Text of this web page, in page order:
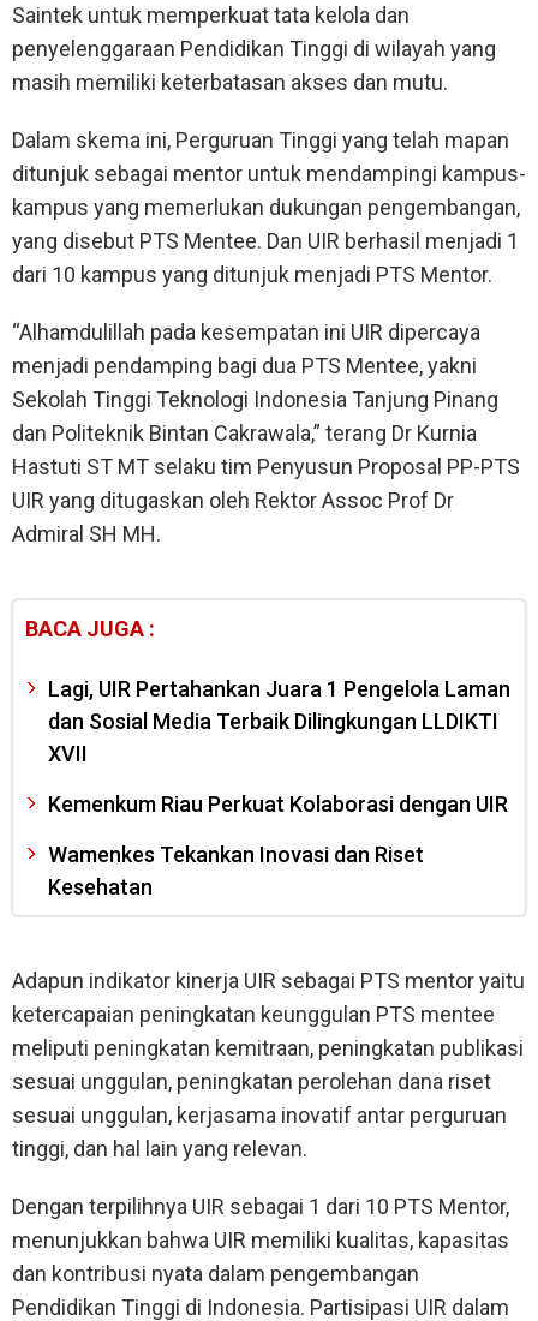
Saintek untuk memperkuat tata kelola dan
penyelenggaraan Pendidikan Tinggi di wilayah yang
masih memiliki keterbatasan akses dan mutu.
Dalam skema ini, Perguruan Tinggi yang telah mapan
ditunjuk sebagai mentor untuk mendampingi kampus-
kampus yang memerlukan dukungan pengembangan,
yang disebut PTS Mentee. Dan UIR berhasil menjadi 1
dari 10 kampus yang ditunjuk menjadi PTS Mentor.
“Alhamdulillah pada kesempatan ini UIR dipercaya
menjadi pendamping bagi dua PTS Mentee, yakni
Sekolah Tinggi Teknologi Indonesia Tanjung Pinang
dan Politeknik Bintan Cakrawala,” terang Dr Kurnia
Hastuti ST MT selaku tim Penyusun Proposal PP-PTS
UIR yang ditugaskan oleh Rektor Assoc Prof Dr
Admiral SH MH.
BACA JUGA :
Lagi, UIR Pertahankan Juara 1 Pengelola Laman
dan Sosial Media Terbaik Dilingkungan LLDIKTI
XVII
Kemenkum Riau Perkuat Kolaborasi dengan UIR
Wamenkes Tekankan Inovasi dan Riset
Kesehatan
Adapun indikator kinerja UIR sebagai PTS mentor yaitu
ketercapaian peningkatan keunggulan PTS mentee
meliputi peningkatan kemitraan, peningkatan publikasi
sesuai unggulan, peningkatan perolehan dana riset
sesuai unggulan, kerjasama inovatif antar perguruan
tinggi, dan hal lain yang relevan.
Dengan terpilihnya UIR sebagai 1 dari 10 PTS Mentor,
menunjukkan bahwa UIR memiliki kualitas, kapasitas
dan kontribusi nyata dalam pengembangan
Pendidikan Tinggi di Indonesia. Partisipasi UIR dalam